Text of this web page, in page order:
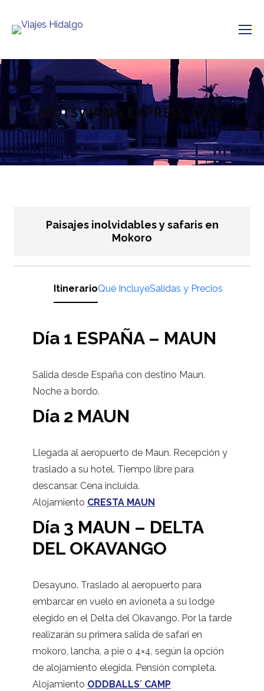
BOTSWANA EXPRESS 2026
Paisajes inolvidables y safaris en
Mokoro
ItinerarioQué IncluyeSalidas y Precios
Día 1 ESPAÑA – MAUN
Salida desde España con destino Maun.
Noche a bordo.
Día 2 MAUN
Llegada al aeropuerto de Maun. Recepción y
traslado a su hotel. Tiempo libre para
descansar. Cena incluida.
Alojamiento CRESTA MAUN
Día 3 MAUN – DELTA
DEL OKAVANGO
Desayuno. Traslado al aeropuerto para
embarcar en vuelo en avioneta a su lodge
elegido en el Delta del Okavango. Por la tarde
realizarán su primera salida de safari en
mokoro, lancha, a pie o 4×4, según la opción
de alojamiento elegida. Pensión completa.
Alojamiento ODDBALLS´ CAMP